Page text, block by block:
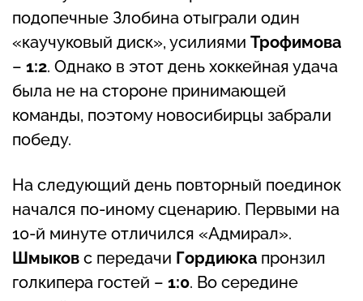
подопечные Злобина отыграли один
«каучуковый диск», усилиями Трофимова
– 1:2. Однако в этот день хоккейная удача
была не на стороне принимающей
команды, поэтому новосибирцы забрали
победу.
На следующий день повторный поединок
начался по-иному сценарию. Первыми на
10-й минуте отличился «Адмирал».
Шмыков с передачи Гордиюка пронзил
голкипера гостей – 1:0. Во середине